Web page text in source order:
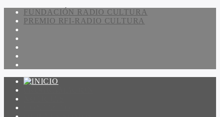
FUNDACIÓN RADIO CULTURA
PREMIO RFI-RADIO CULTURA